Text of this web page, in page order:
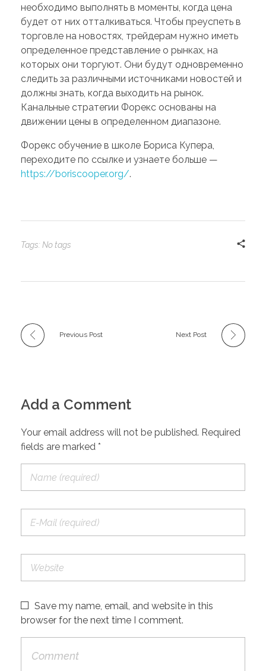
необходимо выполнять в моменты, когда цена
будет от них отталкиваться. Чтобы преуспеть в
торговле на новостях, трейдерам нужно иметь
определенное представление о рынках, на
которых они торгуют. Они будут одновременно
следить за различными источниками новостей и
должны знать, когда выходить на рынок.
Канальные стратегии Форекс основаны на
движении цены в определенном диапазоне.
Форекс обучение в школе Бориса Купера,
переходите по ссылке и узнаете больше —
https://boriscooper.org/.
Tags: No tags
Previous Post Next Post
Add a Comment
Your email address will not be published. Required
fields are marked *
Save my name, email, and website in this
browser for the next time I comment.